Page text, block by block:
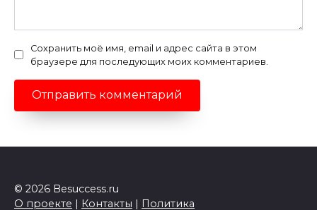
Сохранить моё имя, email и адрес сайта в этом
браузере для последующих моих комментариев.
© 2026 Besuccess.ru
О проекте | Контакты | Политика